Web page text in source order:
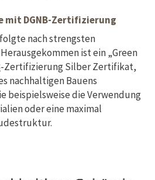
mit DGNB-Zertifizierung
nach strengsten
ist ein „Green
-Zertifizierung Silber Zertifikat,
nachhaltigen Bauens
beispielsweise die Verwendung
oder eine maximal